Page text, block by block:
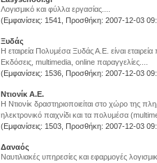
Λογισμικό και φύλλα εργασίας....
(Εμφανίσεις: 1541, Προσθήκη: 2007-12-03
Ξυδάς
Η εταιρεία Πολυμέσα Ξυδάς Α.Ε. είναι
Εκδόσεις, multimedia, online παραγγελίες....
(Εμφανίσεις: 1536, Προσθήκη: 2007-12-03
Ντιονίκ Α.Ε.
Η Ντιονίκ δραστηριοποιείται στο χώρο της
ηλεκτρονικό παιχνίδι και τα πολυμέσα
(Εμφανίσεις: 1503, Προσθήκη: 2007-12-03
Δαναός
Ναυτιλιακές υπηρεσίες και εφαρμογές